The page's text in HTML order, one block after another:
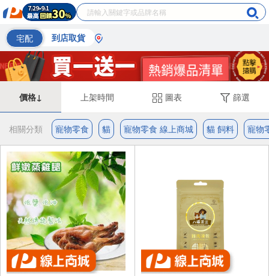
宅配 到店取貨
價格↓ 上架時間 圖表 篩選
相關分類 寵物零食 貓 寵物零食 線上商城 貓 飼料 寵物